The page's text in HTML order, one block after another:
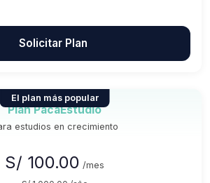
Solicitar Plan
El plan más popular
Plan PacaEstudio
estudios en crecimiento
S/ 100.00 /mes